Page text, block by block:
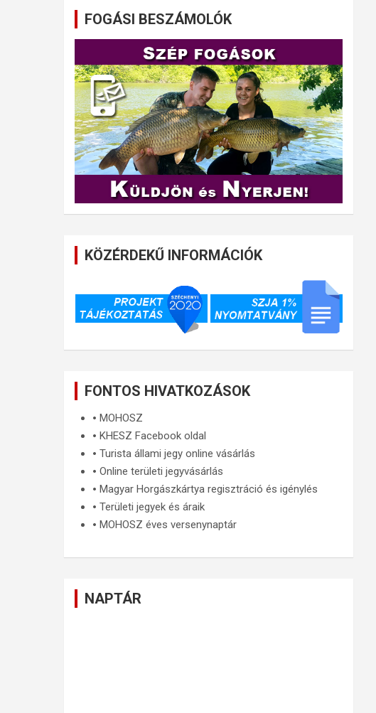
FOGÁSI BESZÁMOLÓK
KÖZÉRDEKŰ INFORMÁCIÓK
FONTOS HIVATKOZÁSOK
🞄MOHOSZ
🞄KHESZ Facebook oldal
🞄Turista állami jegy online vásárlás
🞄Online területi jegyvásárlás
🞄Magyar Horgászkártya regisztráció és igénylés
🞄Területi jegyek és áraik
🞄MOHOSZ éves versenynaptár
NAPTÁR